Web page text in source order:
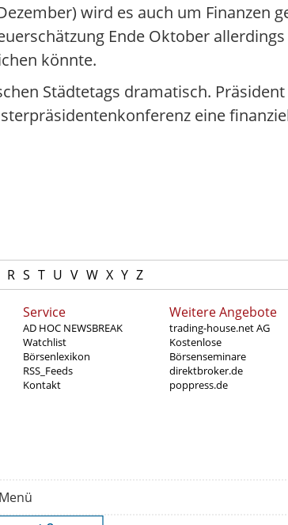
wird es auch um Finanzen
Ende Oktober
könnte.
Städtetags dramatisch.
eine
R S T U V W X Y Z
Service
AD HOC NEWSBREAK
Watchlist
Börsenlexikon
RSS_Feeds
Kontakt
Weitere Angebote
trading-house.net AG
Kostenlose
Börsenseminare
direktbroker.de
poppress.de
Menü